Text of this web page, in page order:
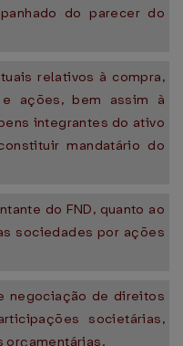
do parecer do
relativos à compra,
ações, bem assim à
integrantes do ativo
mandatário do
do FND, quanto ao
sociedades por ações
de direitos
societárias,
orçamentárias.